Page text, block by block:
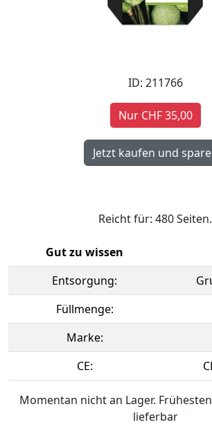
ID: 211766
Nur CHF 35,00
Reicht für: 480 Seiten.
Gut zu wissen
Entsorgung:
Füllmenge:
Marke:
CE:
Momentan nicht an Lager.
lieferbar